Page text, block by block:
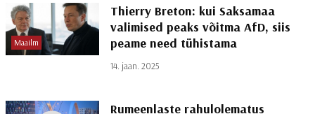
Maailm
Thierry Breton: kui Saksamaa
valimised peaks võitma AfD, siis
peame need tühistama
14. jaan. 2025
Rumeenlaste rahulolematus